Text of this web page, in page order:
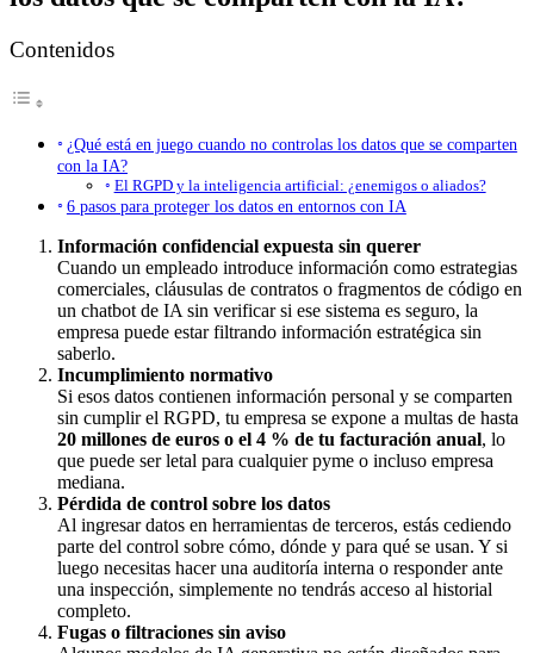
Contenidos
¿Qué está en juego cuando no controlas los datos que se comparten
con la IA?
El RGPD y la inteligencia artificial: ¿enemigos o aliados?
6 pasos para proteger los datos en entornos con IA
Información confidencial expuesta sin querer
Cuando un empleado introduce información como estrategias
comerciales, cláusulas de contratos o fragmentos de código en
un chatbot de IA sin verificar si ese sistema es seguro, la
empresa puede estar filtrando información estratégica sin
saberlo.
Incumplimiento normativo
Si esos datos contienen información personal y se comparten
sin cumplir el RGPD, tu empresa se expone a multas de hasta
20 millones de euros o el 4 % de tu facturación anual, lo
que puede ser letal para cualquier pyme o incluso empresa
mediana.
Pérdida de control sobre los datos
Al ingresar datos en herramientas de terceros, estás cediendo
parte del control sobre cómo, dónde y para qué se usan. Y si
luego necesitas hacer una auditoría interna o responder ante
una inspección, simplemente no tendrás acceso al historial
completo.
Fugas o filtraciones sin aviso